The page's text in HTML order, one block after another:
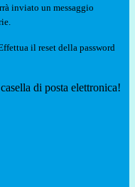
inviato un messaggio
il reset della password
di posta elettronica!